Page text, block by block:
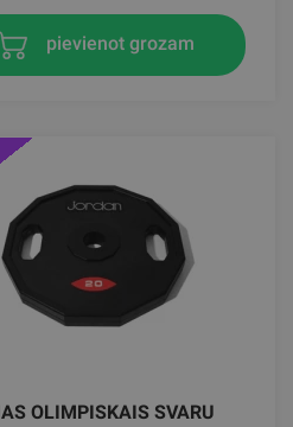
pievienot grozam
OLIMPISKAIS SVARU